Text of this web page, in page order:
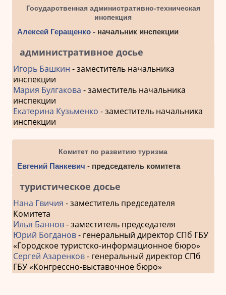
Государственная административно-техническая
инспекция
Алексей Геращенко- начальник инспекции
административное досье
Игорь Башкин - заместитель начальника
инспекции
Мария Булгакова - заместитель начальника
инспекции
Екатерина Кузьменко - заместитель начальника
инспекции
Комитет по развитию туризма
Евгений Панкевич - председатель комитета
туристическое досье
Нана Гвичия - заместитель председателя
Комитета
Илья Баннов- заместитель председателя
Юрий Богданов- генеральный директор СПб ГБУ
«Городское туристско-информационное бюро»
Сергей Азаренков- генеральный директор СПб
ГБУ «Конгрессно-выставочное бюро»